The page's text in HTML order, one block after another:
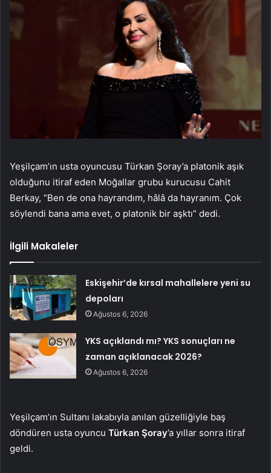
Yeşilçam’ın usta oyuncusu Türkan Şoray’a platonik aşık
olduğunu itiraf eden Moğallar grubu kurucusu Cahit
Berkay, “Ben de ona hayrandım, hâlâ da hayranım. Çok
söylendi bana ama evet, o platonik bir aşktı” dedi.
İlgili Makaleler
Eskişehir’de kırsal mahallelere yeni su
depoları
Ağustos 6, 2026
YKS açıklandı mı? YKS sonuçları ne
zaman açıklanacak 2026?
Ağustos 6, 2026
Yeşilçam’ın Sultanı lakabıyla anılan güzelliğiyle baş
döndüren usta oyuncu Türkan Şoray’a yıllar sonra itiraf
geldi.